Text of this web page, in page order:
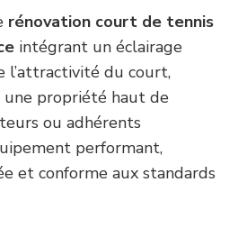
rénovation court de tennis
intégrant un éclairage
l’attractivité du court,
propriété haut de
ou adhérents
performant,
et conforme aux standards